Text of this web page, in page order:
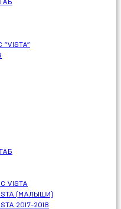
VISTA
(МАЛЫШИ)
2017-2018